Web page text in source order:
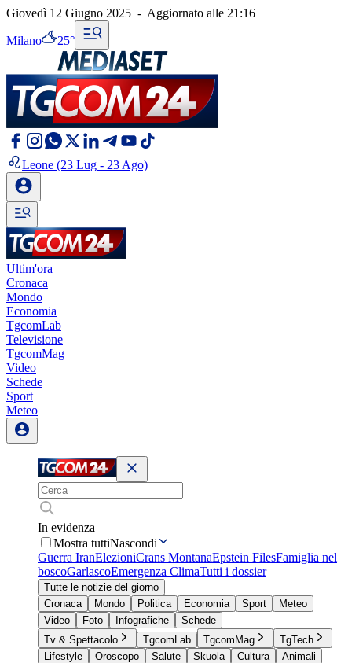
Giovedì 12 Giugno 2025 - Aggiornato alle 21:16
Milano 25°
Leone (23 Lug - 23 Ago)
Ultim'ora
Cronaca
Mondo
Economia
TgcomLab
Televisione
TgcomMag
Video
Schede
Sport
Meteo
In evidenza
Mostra tuttiNascondi
Guerra IranElezioniCrans MontanaEpstein FilesFamiglia nel
boscoGarlascoEmergenza ClimaTutti i dossier
Tutte le notizie del giorno
Cronaca
Mondo Politica Economia Sport
Meteo
Video
Foto Infografiche
Schede
Tv & Spettacolo
TgcomLab TgcomMag
TgTech
Lifestyle
Oroscopo Salute Skuola Cultura
Animali